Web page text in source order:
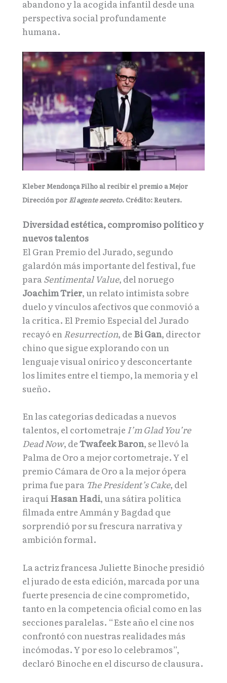
abandono y la acogida infantil desde una
perspectiva social profundamente
humana.
Kleber Mendonça Filho al recibir el premio a Mejor
Dirección por El agente secreto. Crédito: Reuters.
Diversidad estética, compromiso político y
nuevos talentos
El Gran Premio del Jurado, segundo
galardón más importante del festival, fue
paraSentimental Value, del noruego
Joachim Trier, un relato intimista sobre
duelo y vínculos afectivos que conmovió a
la crítica. El Premio Especial del Jurado
recayó enResurrection, de Bi Gan, director
chino que sigue explorando con un
lenguaje visual onírico y desconcertante
los límites entre el tiempo, la memoria y el
sueño.
En las categorías dedicadas a nuevos
talentos, el cortometraje I’m Glad You’re
Dead Now, deTwafeek Baron, se llevó la
Palma de Oro a mejor cortometraje. Y el
premio Cámara de Oro a la mejor ópera
prima fue para The President’s Cake, del
iraquíHasan Hadi, una sátira política
filmada entre Ammán y Bagdad que
sorprendió por su frescura narrativa y
ambición formal.
La actriz francesa Juliette Binoche presidió
el jurado de esta edición, marcada por una
fuerte presencia de cine comprometido,
tanto en la competencia oficial como en las
secciones paralelas. “Este año el cine nos
confrontó con nuestras realidades más
incómodas. Y por eso lo celebramos”,
declaró Binoche en el discurso de clausura.